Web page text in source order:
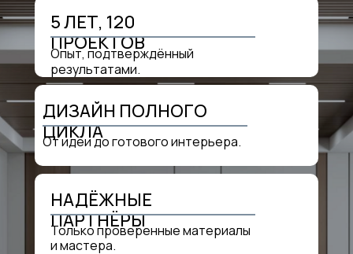
ДИЗАЙН ПОЛНОГО
ЦИКЛА
От идеи до готового интерьера.
Только проверенные материалы
и мастера.
НАДЁЖНЫЕ
ПАРТНЁРЫ
Опыт, подтверждённый
результатами.
5 ЛЕТ, 120
ПРОЕКТОВ